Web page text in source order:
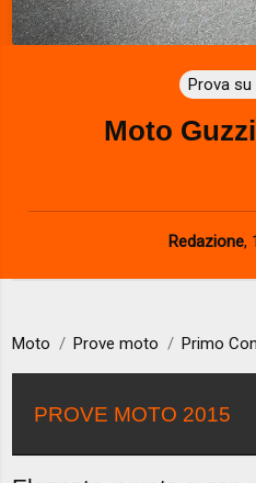
Prova
Moto
Redazione,
Moto Prove moto Primo
PROVE MOTO 2015